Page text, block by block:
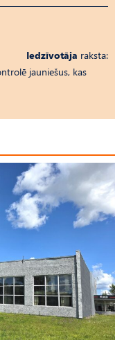
Iedzīvotāja raksta:
jauniešus, kas